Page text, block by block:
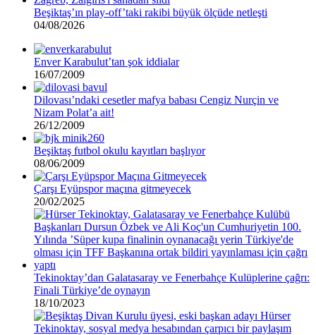
Beşiktaş’ın play-off’taki rakibi büyük ölçüde netleşti
04/08/2026
Enver Karabulut’tan şok iddialar
16/07/2009
Dilovası’ndaki cesetler mafya babası Cengiz Nurçin ve
Nizam Polat’a ait!
26/12/2009
Beşiktaş futbol okulu kayıtları başlıyor
08/06/2009
Çarşı Eyüpspor maçına gitmeyecek
20/02/2025
Tekinoktay’dan Galatasaray ve Fenerbahçe Kulüplerine çağrı:
Finali Türkiye’de oynayın
18/10/2023